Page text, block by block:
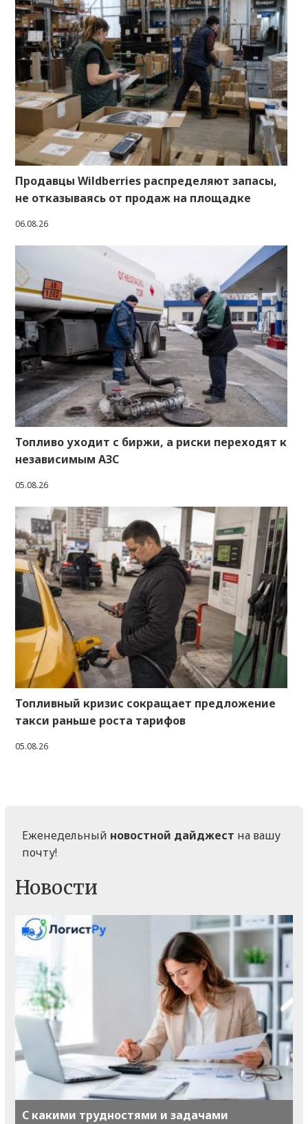
Продавцы Wildberries распределяют запасы,
не отказываясь от продаж на площадке
06.08.26
Топливо уходит с биржи, а риски переходят к
независимым АЗС
05.08.26
Топливный кризис сокращает предложение
такси раньше роста тарифов
05.08.26
Еженедельный новостной дайджест на вашу
почту!
Новости
С какими трудностями и задачами